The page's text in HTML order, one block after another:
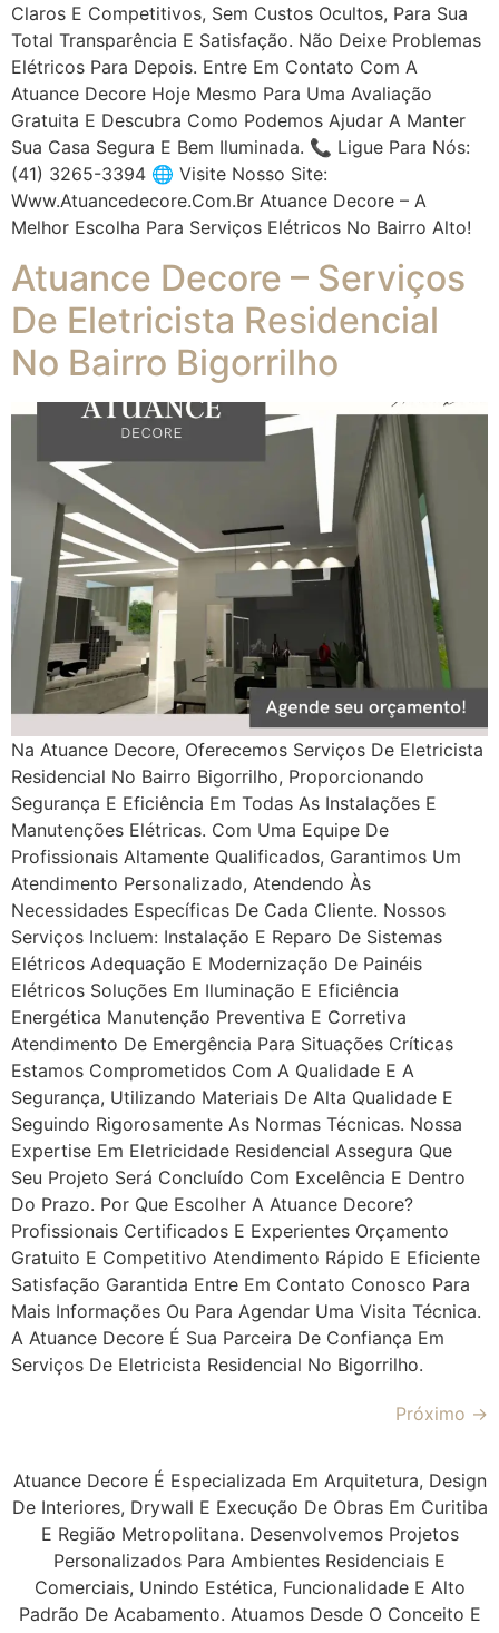
Claros E Competitivos, Sem Custos Ocultos, Para Sua
Total Transparência E Satisfação. Não Deixe Problemas
Elétricos Para Depois. Entre Em Contato Com A
Atuance Decore Hoje Mesmo Para Uma Avaliação
Gratuita E Descubra Como Podemos Ajudar A Manter
Sua Casa Segura E Bem Iluminada. 📞 Ligue Para Nós:
(41) 3265-3394 🌐 Visite Nosso Site:
Www.atuancedecore.com.br Atuance Decore – A
Melhor Escolha Para Serviços Elétricos No Bairro Alto!
Atuance Decore – Serviços
De Eletricista Residencial
No Bairro Bigorrilho
Na Atuance Decore, Oferecemos Serviços De Eletricista
Residencial No Bairro Bigorrilho, Proporcionando
Segurança E Eficiência Em Todas As Instalações E
Manutenções Elétricas. Com Uma Equipe De
Profissionais Altamente Qualificados, Garantimos Um
Atendimento Personalizado, Atendendo Às
Necessidades Específicas De Cada Cliente. Nossos
Serviços Incluem: Instalação E Reparo De Sistemas
Elétricos Adequação E Modernização De Painéis
Elétricos Soluções Em Iluminação E Eficiência
Energética Manutenção Preventiva E Corretiva
Atendimento De Emergência Para Situações Críticas
Estamos Comprometidos Com A Qualidade E A
Segurança, Utilizando Materiais De Alta Qualidade E
Seguindo Rigorosamente As Normas Técnicas. Nossa
Expertise Em Eletricidade Residencial Assegura Que
Seu Projeto Será Concluído Com Excelência E Dentro
Do Prazo. Por Que Escolher A Atuance Decore?
Profissionais Certificados E Experientes Orçamento
Gratuito E Competitivo Atendimento Rápido E Eficiente
Satisfação Garantida Entre Em Contato Conosco Para
Mais Informações Ou Para Agendar Uma Visita Técnica.
A Atuance Decore É Sua Parceira De Confiança Em
Serviços De Eletricista Residencial No Bigorrilho.
Próximo →
Atuance Decore É Especializada Em Arquitetura, Design
De Interiores, Drywall E Execução De Obras Em Curitiba
E Região Metropolitana. Desenvolvemos Projetos
Personalizados Para Ambientes Residenciais E
Comerciais, Unindo Estética, Funcionalidade E Alto
Padrão De Acabamento. Atuamos Desde O Conceito E